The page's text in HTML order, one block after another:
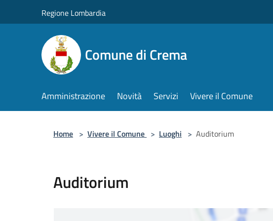
Regione Lombardia
Comune di Crema
Amministrazione Novità Servizi Vivere il Comune
Home > Vivere il Comune > Luoghi > Auditorium
Auditorium